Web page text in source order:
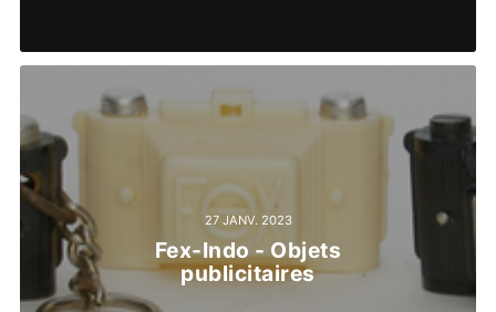
27 JANV. 2023
Fex-Indo - Objets
publicitaires